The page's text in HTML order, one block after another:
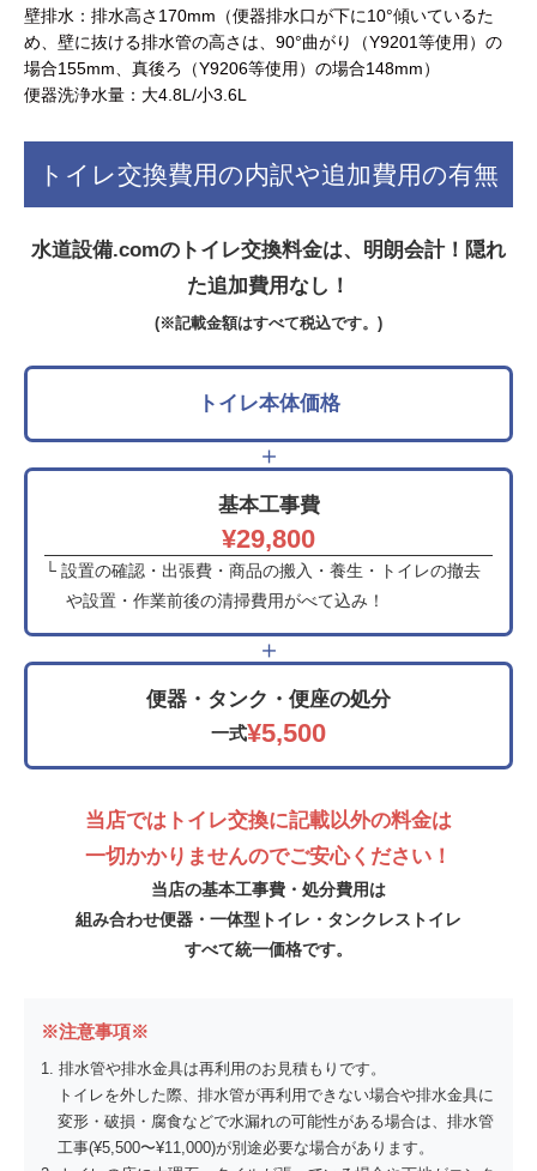
壁排水：排水高さ170mm（便器排水口が下に10°傾いているた
め、壁に抜ける排水管の高さは、90°曲がり（Y9201等使用）の
場合155mm、真後ろ（Y9206等使用）の場合148mm）
便器洗浄水量：大4.8L/小3.6L
トイレ交換費用の内訳や追加費用の有無
水道設備.comのトイレ交換料金は、明朗会計！隠れ
た追加費用なし！
(※記載金額はすべて税込です。)
トイレ本体価格
＋
基本工事費
¥29,800
└ 設置の確認・出張費・商品の搬入・養生・トイレの撤去
や設置・作業前後の清掃費用がべて込み！
＋
便器・タンク・便座の処分
一式¥5,500
当店ではトイレ交換に記載以外の料金は
一切かかりませんのでご安心ください！
当店の基本工事費・処分費用は
組み合わせ便器・一体型トイレ・タンクレストイレ
すべて統一価格です。
※注意事項※
排水管や排水金具は再利用のお見積もりです。
トイレを外した際、排水管が再利用できない場合や排水金具に
変形・破損・腐食などで水漏れの可能性がある場合は、排水管
工事(¥5,500〜¥11,000)が別途必要な場合があります。